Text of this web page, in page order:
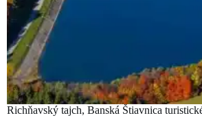
Richňavský tajch, Banská Štiavnica